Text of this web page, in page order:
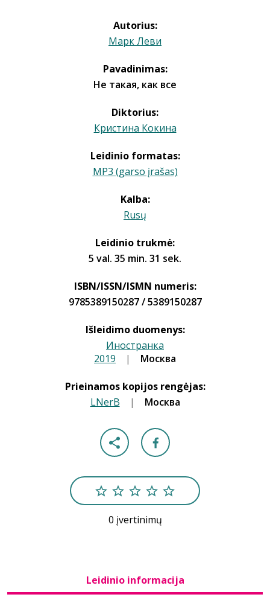
Autorius:
Марк Леви
Pavadinimas:
Не такая, как все
Diktorius:
Кристина Кокина
Leidinio formatas:
MP3 (garso įrašas)
Kalba:
Rusų
Leidinio trukmė:
5 val. 35 min. 31 sek.
ISBN/ISSN/ISMN numeris:
9785389150287 / 5389150287
Išleidimo duomenys:
Иностранка
2019 | Москва
Prieinamos kopijos rengėjas:
LNerB
| Москва
0 įvertinimų
Leidinio informacija